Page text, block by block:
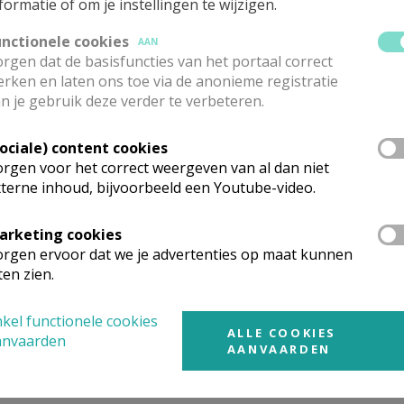
1
05 93
privacywet maakt het ook mogelijk om een klacht in te dienen bij de
van uw persoonlijke gegevens. Voor België is dat de
35
00
gba.be
www.gegevensbeschermingsautoriteit.be/
of om je instellingen te wijzigen.
cookies
AAN
dat de basisfuncties van het portaal correct
en laten ons toe via de anonieme registratie
je gebruik deze verder te verbeteren.
content cookies
voor het correct weergeven van al dan niet
inhoud, bijvoorbeeld een Youtube-video.
cookies
ervoor dat we je advertenties op maat kunnen
zien.
functionele cookies
ALLE COOKIES
AANVAARDEN